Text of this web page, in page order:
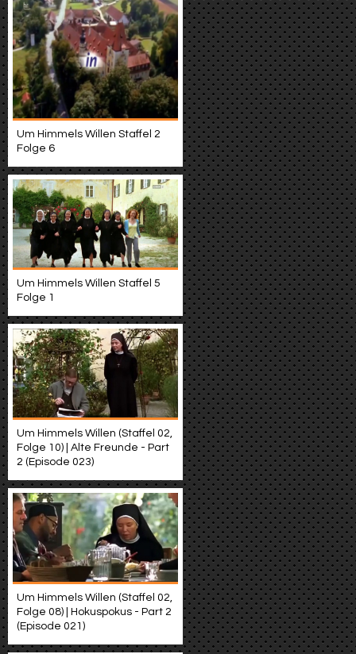
Um Himmels Willen Staffel 2
Folge 6
Um Himmels Willen Staffel 5
Folge 1
Um Himmels Willen (Staffel 02,
Folge 10) | Alte Freunde - Part
2 (Episode 023)
Um Himmels Willen (Staffel 02,
Folge 08) | Hokuspokus - Part 2
(Episode 021)